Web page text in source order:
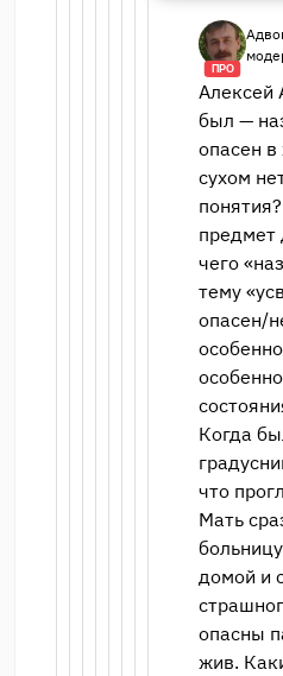
ПРО
Алексей
был —
опасен
сухом
предмет
чего
тему
опасен/
Когда
что
Мать
домой и
опасны
жив.